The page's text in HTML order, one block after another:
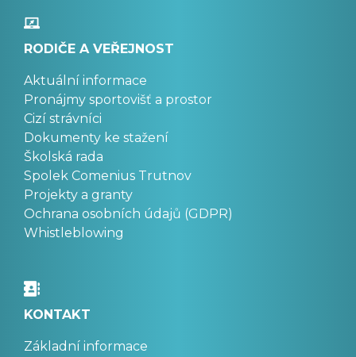
RODIČE A VEŘEJNOST
Aktuální informace
Pronájmy sportovišť a prostor
Cizí strávníci
Dokumenty ke stažení
Školská rada
Spolek Comenius Trutnov
Projekty a granty
Ochrana osobních údajů (GDPR)
Whistleblowing
KONTAKT
Základní informace